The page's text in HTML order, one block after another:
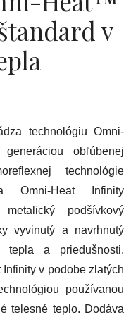
v
technológiu Omni-
obľúbenej
technológie
Omni-Heat Infinity
podšívkový
vyvinutý a navrhnutý
tepla a priedušnosti.
v podobe zlatých
používanou
telesné teplo. Dodáva